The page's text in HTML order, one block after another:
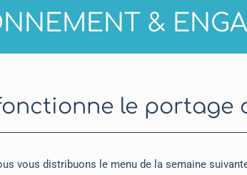
&
le portage
vous distribuons le menu de la semaine